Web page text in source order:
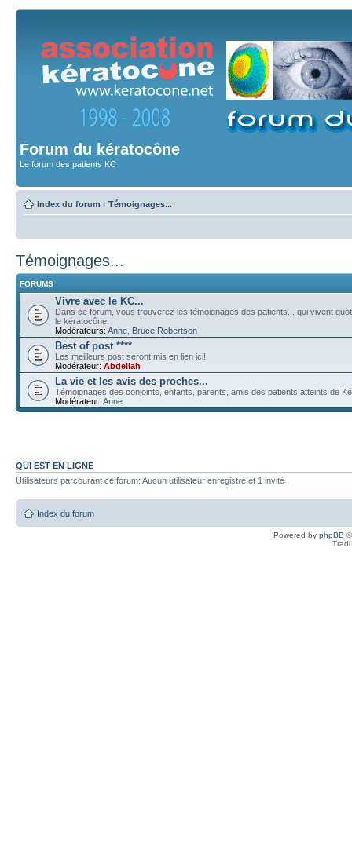
Forum du kératocône
Le forum des patients KC
Index du forum ‹ Témoignages...
Témoignages...
FORUMS
Vivre avec le KC...
Dans ce forum, vous trouverez les témoignages des patients... qui vivent
le kératocône.
Modérateurs: Anne Bruce Robertson
Best of post ****
Les meilleurs post seront mis en lien ici!
Modérateur: Abdellah
La vie et les avis des proches...
Témoignages des conjoints, enfants, parents, amis des patients atteints de
Modérateur: Anne
QUI EST EN LIGNE
Utilisateurs parcourant ce forum: Aucun utilisateur enregistré et 1 invité
Index du forum
Powered by phpBB